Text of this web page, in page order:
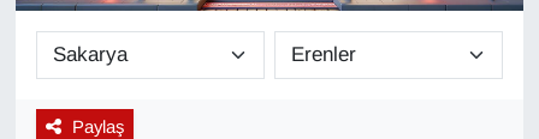
Paylaş
Diğer
DÜNYA